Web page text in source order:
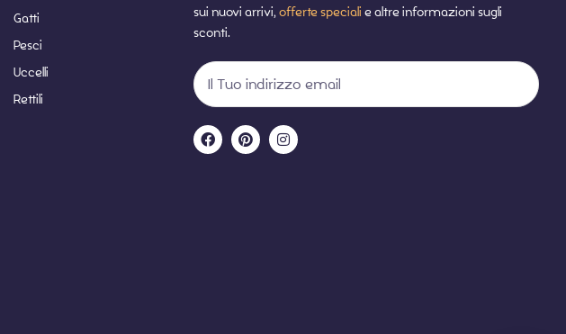
Gatti
Pesci
Uccelli
Rettili
sui nuovi arrivi,offerte speciali e altre informazioni sugli
sconti.